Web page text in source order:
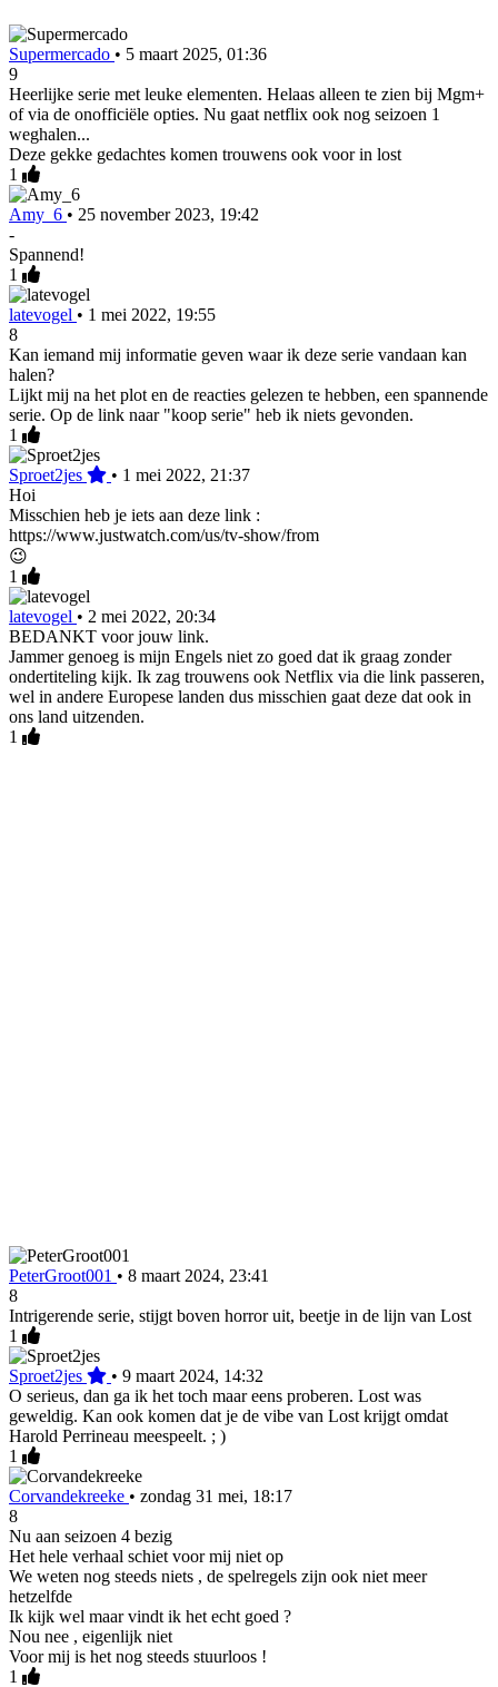
Supermercado • 5 maart 2025, 01:36
9
Heerlijke serie met leuke elementen. Helaas alleen te zien bij Mgm+
of via de onofficiële opties. Nu gaat netflix ook nog seizoen 1
weghalen...
Deze gekke gedachtes komen trouwens ook voor in lost
1
Amy_6 • 25 november 2023, 19:42
-
Spannend!
1
latevogel • 1 mei 2022, 19:55
8
Kan iemand mij informatie geven waar ik deze serie vandaan kan
halen?
Lijkt mij na het plot en de reacties gelezen te hebben, een spannende
serie. Op de link naar "koop serie" heb ik niets gevonden.
1
Sproet2jes • 1 mei 2022, 21:37
Hoi
Misschien heb je iets aan deze link :
https://www.justwatch.com/us/tv-show/from
😉
1
latevogel • 2 mei 2022, 20:34
BEDANKT voor jouw link.
Jammer genoeg is mijn Engels niet zo goed dat ik graag zonder
ondertiteling kijk. Ik zag trouwens ook Netflix via die link passeren,
wel in andere Europese landen dus misschien gaat deze dat ook in
ons land uitzenden.
1
PeterGroot001 • 8 maart 2024, 23:41
8
Intrigerende serie, stijgt boven horror uit, beetje in de lijn van Lost
1
Sproet2jes • 9 maart 2024, 14:32
O serieus, dan ga ik het toch maar eens proberen. Lost was
geweldig. Kan ook komen dat je de vibe van Lost krijgt omdat
Harold Perrineau meespeelt. ; )
1
Corvandekreeke • zondag 31 mei, 18:17
8
Nu aan seizoen 4 bezig
Het hele verhaal schiet voor mij niet op
We weten nog steeds niets , de spelregels zijn ook niet meer
hetzelfde
Ik kijk wel maar vindt ik het echt goed ?
Nou nee , eigenlijk niet
Voor mij is het nog steeds stuurloos !
1